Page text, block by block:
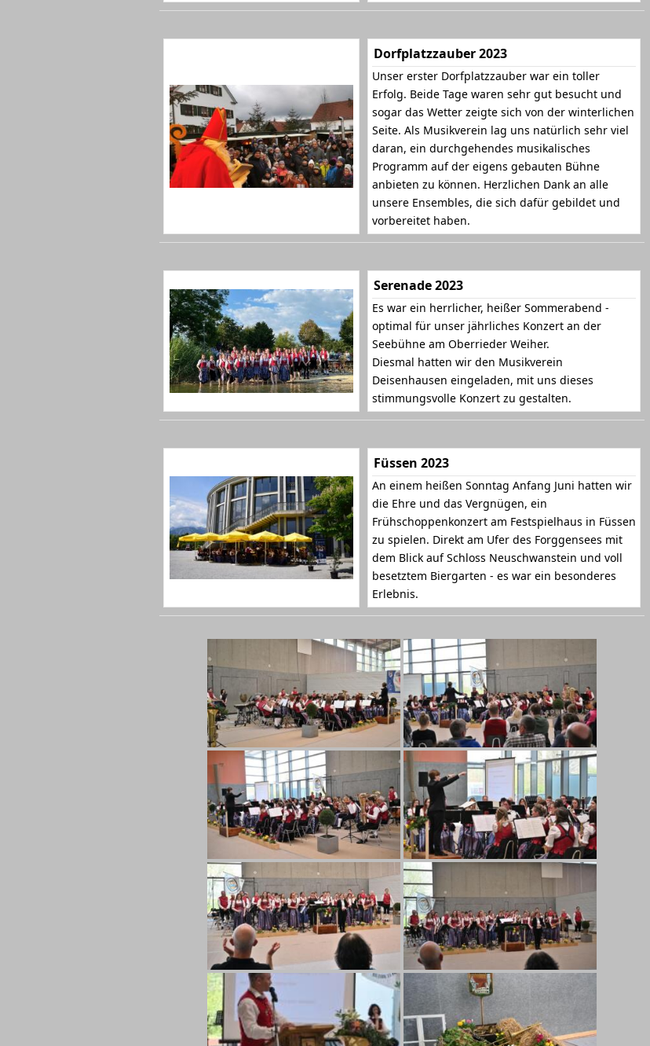
Dorfplatzzauber 2023
Unser erster Dorfplatzzauber war ein toller
Erfolg. Beide Tage waren sehr gut besucht und
sogar das Wetter zeigte sich von der winterlichen
Seite. Als Musikverein lag uns natürlich sehr viel
daran, ein durchgehendes musikalisches
Programm auf der eigens gebauten Bühne
anbieten zu können. Herzlichen Dank an alle
unsere Ensembles, die sich dafür gebildet und
vorbereitet haben.
Serenade 2023
Es war ein herrlicher, heißer Sommerabend -
optimal für unser jährliches Konzert an der
Seebühne am Oberrieder Weiher.
Diesmal hatten wir den Musikverein
Deisenhausen eingeladen, mit uns dieses
stimmungsvolle Konzert zu gestalten.
Füssen 2023
An einem heißen Sonntag Anfang Juni hatten wir
die Ehre und das Vergnügen, ein
Frühschoppenkonzert am Festspielhaus in Füssen
zu spielen. Direkt am Ufer des Forggensees mit
dem Blick auf Schloss Neuschwanstein und voll
besetztem Biergarten - es war ein besonderes
Erlebnis.